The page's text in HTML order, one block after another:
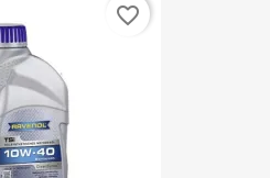
favorite_border